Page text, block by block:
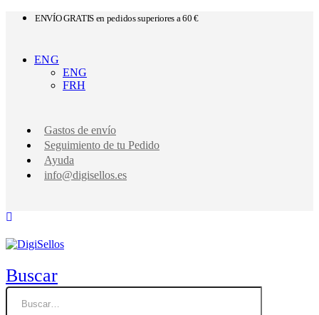
ENVÍO GRATIS en pedidos superiores a 60 €
ENG
ENG
FRH
Gastos de envío
Seguimiento de tu Pedido
Ayuda
info@digisellos.es
Buscar